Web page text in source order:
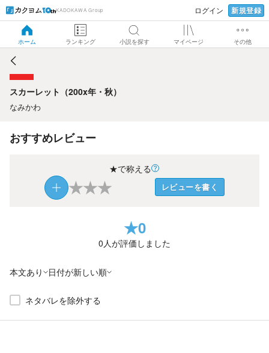
KADOKAWA Group ログイン 新規登録
ホーム ランキング 小説を探す マイページ その他
スカーレット（200x年・秋）
スカーレット（200x年・秋）
なみかわ
おすすめレビュー
★で称える
★★★ レビューを書く
★0
0人が評価しました
本文あり 日付が新しい順
ネタバレを除外する